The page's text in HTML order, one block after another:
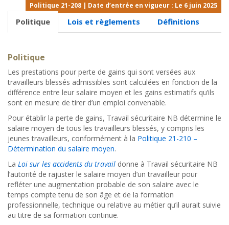
Politique 21-208 | Date d’entrée en vigueur : Le 6 juin 2025
Politique Lois et règlements Définitions
Politique
Les prestations pour perte de gains qui sont versées aux
travailleurs blessés admissibles sont calculées en fonction de la
différence entre leur salaire moyen et les gains estimatifs qu’ils
sont en mesure de tirer d’un emploi convenable.
Pour établir la perte de gains, Travail sécuritaire NB détermine le
salaire moyen de tous les travailleurs blessés, y compris les
jeunes travailleurs, conformément à la Politique 21-210 –
Détermination du salaire moyen.
La Loi sur les accidents du travail donne à Travail sécuritaire NB
l’autorité de rajuster le salaire moyen d’un travailleur pour
refléter une augmentation probable de son salaire avec le
temps compte tenu de son âge et de la formation
professionnelle, technique ou relative au métier qu’il aurait suivie
au titre de sa formation continue.